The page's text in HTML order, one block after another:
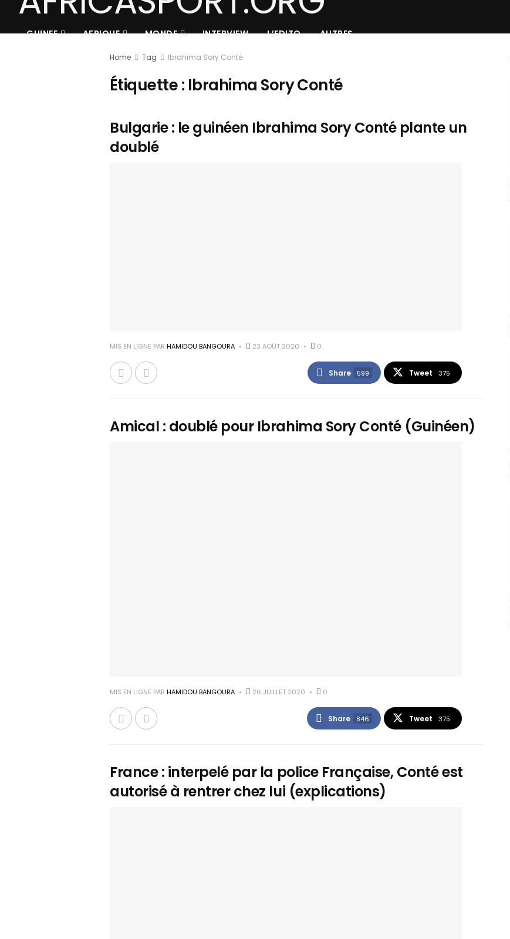
GUINEE AFRIQUE MONDE INTERVIEW L’EDITO AUTRES
Home Tag Ibrahima Sory Conté
Étiquette : Ibrahima Sory Conté
Bulgarie : le guinéen Ibrahima Sory Conté plante un
doublé
MIS EN LIGNE PAR HAMIDOU BANGOURA 23 AOÛT 2020 0
Share 599 Tweet 375
Amical : doublé pour Ibrahima Sory Conté (Guinéen)
MIS EN LIGNE PAR HAMIDOU BANGOURA 26 JUILLET 2020 0
Share 846 Tweet 375
France : interpelé par la police Française, Conté est
autorisé à rentrer chez lui (explications)